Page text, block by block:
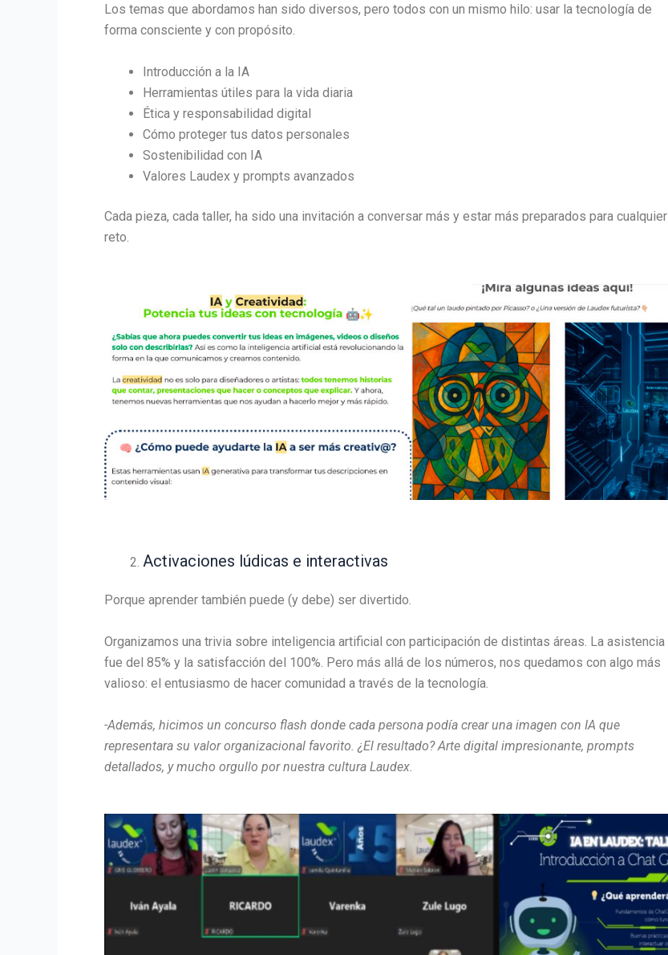
Los temas que abordamos han sido diversos, pero todos con un mismo hilo: usar la tecnología de
forma consciente y con propósito.
Introducción a la IA
Herramientas útiles para la vida diaria
Ética y responsabilidad digital
Cómo proteger tus datos personales
Sostenibilidad con IA
Valores Laudex y prompts avanzados
Cada pieza, cada taller, ha sido una invitación a conversar más y estar más preparados para cualquier
reto.
Activaciones lúdicas e interactivas
Porque aprender también puede (y debe) ser divertido.
Organizamos una trivia sobre inteligencia artificial con participación de distintas áreas. La asistencia
fue del 85% y la satisfacción del 100%. Pero más allá de los números, nos quedamos con algo más
valioso: el entusiasmo de hacer comunidad a través de la tecnología.
-Además, hicimos un concurso flash donde cada persona podía crear una imagen con IA que
representara su valor organizacional favorito. ¿El resultado? Arte digital impresionante, prompts
detallados, y mucho orgullo por nuestra cultura Laudex.